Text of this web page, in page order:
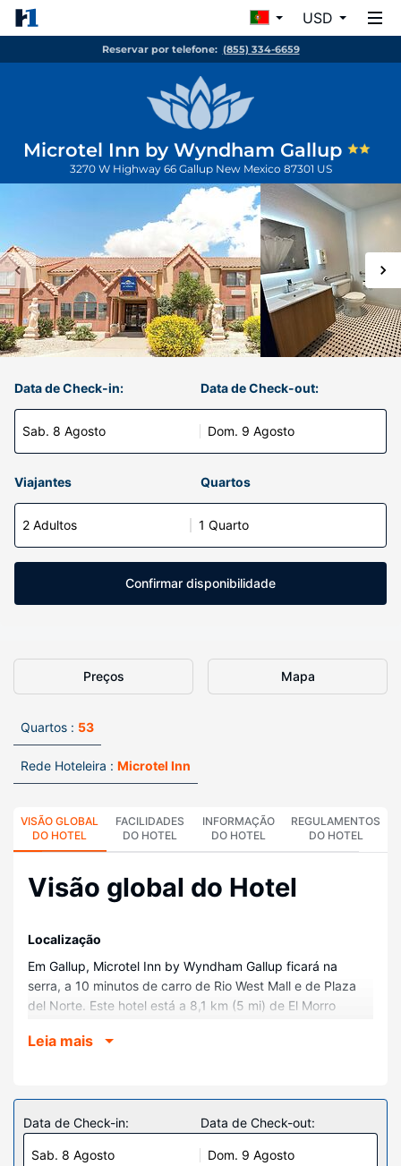
USD
Reservar por telefone: (855) 334-6659
Microtel Inn by Wyndham Gallup
3270 W Highway 66 Gallup New Mexico 87301 US
Data de Check-in:
Sab. 8 Agosto
Data de Check-out:
Dom. 9 Agosto
Viajantes Quartos
2 Adultos 1 Quarto
Confirmar disponibilidade
Preços Mapa
Quartos : 53
Rede Hoteleira : Microtel Inn
VISÃO GLOBAL
DO HOTEL
FACILIDADES
DO HOTEL
INFORMAÇÃO
DO HOTEL
REGULAMENTOS
DO HOTEL
Visão global do Hotel
Localização
Em Gallup, Microtel Inn by Wyndham Gallup ficará na
serra, a 10 minutos de carro de Rio West Mall e de Plaza
del Norte. Este hotel está a 8,1 km (5 mi) de El Morro
Center.
Sinta-se em casa num dos 53 quartos com um frigorífico.
O acesso à internet sem fios permite-lhe estar sempre
contactável. Ao final do dia, assista a uma seleção de
canais via satélite. As casas de banho estão equipadas
Leia mais
Data de Check-in:
Sab. 8 Agosto
Data de Check-out:
Dom. 9 Agosto